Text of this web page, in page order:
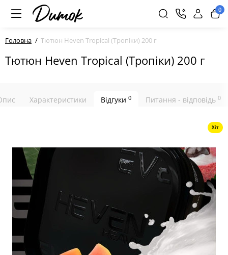
0
Головна Тютюн Heven Tropical (Тропіки) 200 г
Тютюн Heven Tropical (Тропіки) 200 г
Характеристики Відгуки 0 Питання - відповідь 0
Хіт